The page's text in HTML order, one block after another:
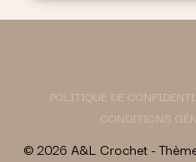
POLITIQUE DE
CONDITIONS
© 2026 A&L Crochet -